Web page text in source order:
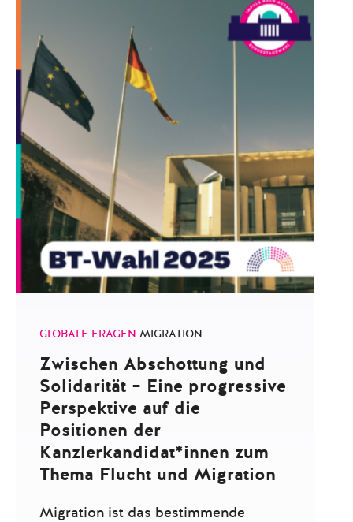
GLOBALE FRAGEN MIGRATION
Zwischen Abschottung und
Solidarität – Eine progressive
Perspektive auf die
Positionen der
Kanzlerkandidat*innen zum
Thema Flucht und Migration
Migration ist das bestimmende